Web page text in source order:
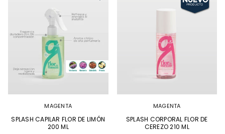
MAGENTA
SPLASH CAPILAR FLOR DE LIMÓN
200 ML
MAGENTA
SPLASH CORPORAL FLOR DE
CEREZO 210 ML